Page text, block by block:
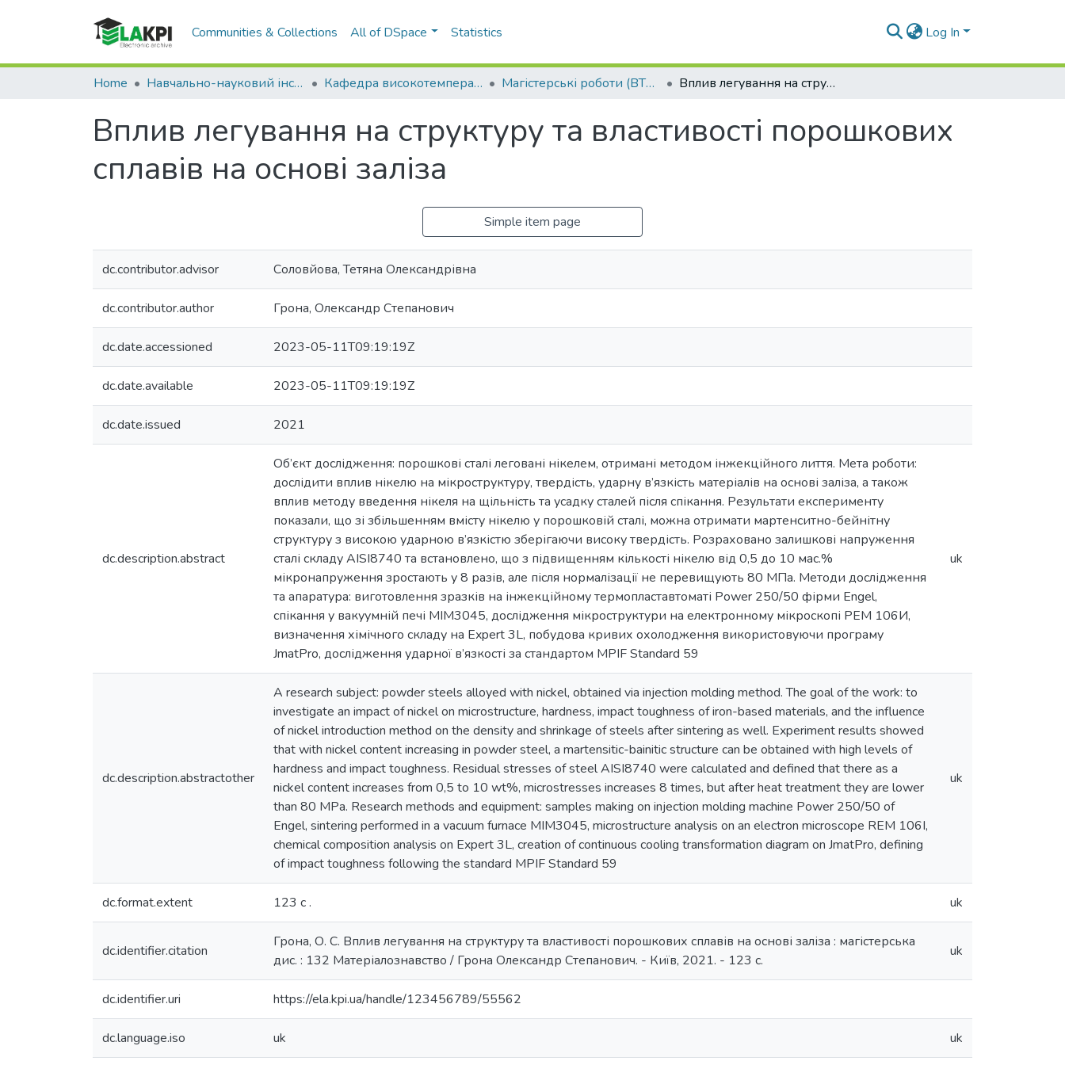
Communities & Collections All of DSpace Statistics Log In
Home Навчально-науковий інститут матеріалознавства та зварювання ім. Є.О. Патона (НН ІМЗ ім. Є.О. Патона) Кафедра високотемпературних матеріалів та порошкової металургії (ВТМПМ) Магістерські роботи (ВТМПМ) Вплив легування на структуру та властивості порошкових сплавів на основі заліза
Вплив легування на структуру та властивості порошкових
сплавів на основі заліза
Simple item page
dc.contributor.advisor Соловйова, Тетяна Олександрівна
dc.contributor.author Грона, Олександр Степанович
dc.date.accessioned 2023-05-11T09:19:19Z
dc.date.available 2023-05-11T09:19:19Z
dc.date.issued 2021
dc.description.abstract
Об’єкт дослідження: порошкові сталі леговані нікелем, отримані методом інжекційного лиття. Мета роботи:
дослідити вплив нікелю на мікроструктуру, твердість, ударну в’язкість матеріалів на основі заліза, а також
вплив методу введення нікеля на щільність та усадку сталей після спікання. Результати експерименту
показали, що зі збільшенням вмісту нікелю у порошковій сталі, можна отримати мартенситно-бейнітну
структуру з високою ударною в’язкістю зберігаючи високу твердість. Розраховано залишкові напруження
сталі складу AISI8740 та встановлено, що з підвищенням кількості нікелю від 0,5 до 10 мас.%
мікронапруження зростають у 8 разів, але після нормалізації не перевищують 80 МПа. Методи дослідження
та апаратура: виготовлення зразків на інжекційному термопластавтоматі Power 250/50 фірми Engel,
спікання у вакуумній печі MIM3045, дослідження мікроструктури на електронному мікроскопі РЕМ 106И,
визначення хімічного складу на Expert 3L, побудова кривих охолодження використовуючи програму
JmatPro, дослідження ударної в’язкості за стандартом MPIF Standard 59
uk
dc.description.abstractother
A research subject: powder steels alloyed with nickel, obtained via injection molding method. The goal of the work: to
investigate an impact of nickel on microstructure, hardness, impact toughness of iron-based materials, and the influence
of nickel introduction method on the density and shrinkage of steels after sintering as well. Experiment results showed
that with nickel content increasing in powder steel, a martensitic-bainitic structure can be obtained with high levels of
hardness and impact toughness. Residual stresses of steel AISI8740 were calculated and defined that there as a
nickel content increases from 0,5 to 10 wt%, microstresses increases 8 times, but after heat treatment they are lower
than 80 MPa. Research methods and equipment: samples making on injection molding machine Power 250/50 of
Engel, sintering performed in a vacuum furnace MIM3045, microstructure analysis on an electron microscope REM 106I,
chemical composition analysis on Expert 3L, creation of continuous cooling transformation diagram on JmatPro, defining
of impact toughness following the standard MPIF Standard 59
uk
dc.format.extent 123 с . uk
dc.identifier.citation
Грона, О. С. Вплив легування на структуру та властивості порошкових сплавів на основі заліза : магістерська
дис. : 132 Матеріалознавство / Грона Олександр Степанович. - Київ, 2021. - 123 с.
uk
dc.identifier.uri https://ela.kpi.ua/handle/123456789/55562
dc.language.iso uk uk